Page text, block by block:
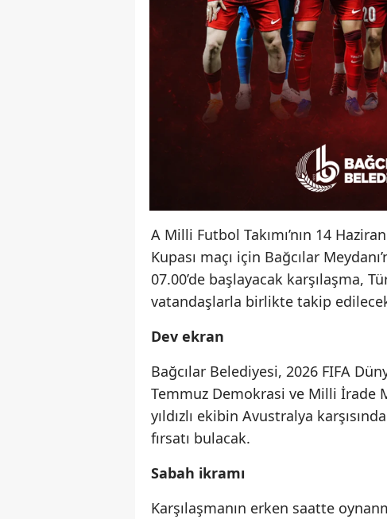
A Milli Futbol Takımı’nın 14
Kupası maçı için Bağcılar
07.00’de başlayacak karşılaşma,
vatandaşlarla birlikte takip
Dev ekran
Bağcılar Belediyesi, 2026 FIFA
Temmuz Demokrasi ve Milli İrade
yıldızlı ekibin Avustralya
fırsatı bulacak.
Sabah ikramı
Karşılaşmanın erken saatte